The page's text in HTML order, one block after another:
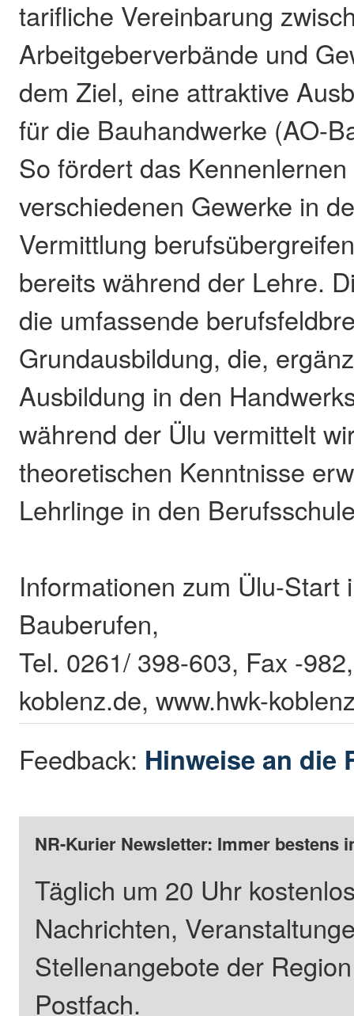
tarifliche Vereinbarung
Arbeitgeberverbände und
dem Ziel, eine attraktive
für die Bauhandwerke (AO-
So fördert das
verschiedenen Gewerke in
Vermittlung
bereits während der Lehre.
die umfassende
Grundausbildung, die,
Ausbildung in den
während der Ülu vermittelt
theoretischen Kenntnisse
Lehrlinge in den
Informationen zum Ülu-Start
Bauberufen,
Tel. 0261/ 398-603, Fax -
koblenz.de, www.hwk-
Feedback: Hinweise an die
NR-Kurier Newsletter: Immer bestens
Täglich um 20 Uhr
Nachrichten,
Stellenangebote der
Postfach.